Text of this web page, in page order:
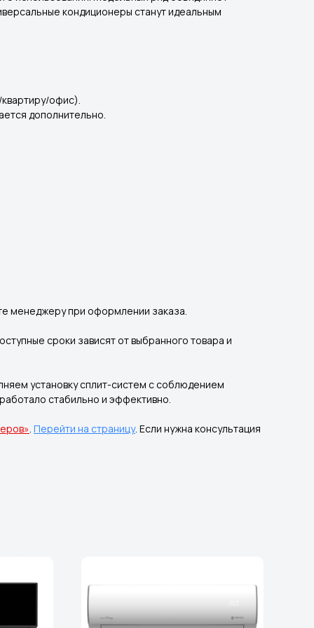
кондиционеры станут идеальным
офис).
дополнительно.
менеджеру при оформлении заказа.
сроки зависят от выбранного товара и
установку сплит-систем с соблюдением
стабильно и эффективно.
. Перейти на страницу. Если нужна консультация